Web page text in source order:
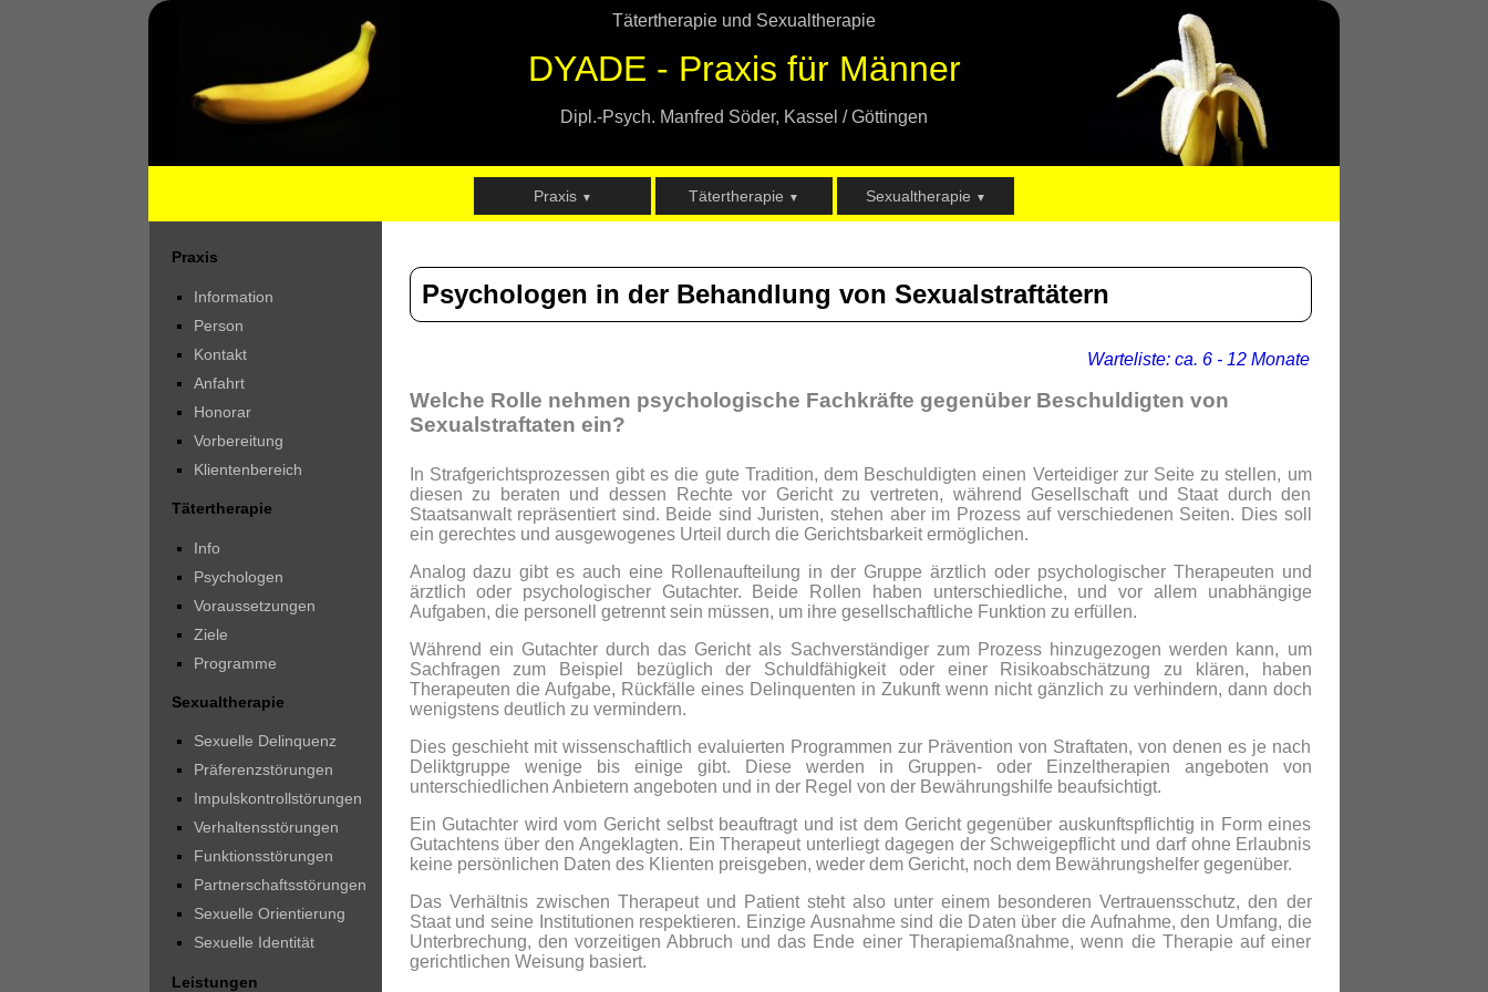
Tätertherapie und Sexualtherapie
DYADE - Praxis für Männer
Dipl.-Psych. Manfred Söder, Kassel / Göttingen
Warteliste: ca. 6 - 12 Monate
Praxis ▼ Tätertherapie ▼ Sexualtherapie ▼
Praxis
Information
Person
Kontakt
Anfahrt
Honorar
Vorbereitung
Klientenbereich
Tätertherapie
Info
Psychologen
Voraussetzungen
Ziele
Programme
Sexualtherapie
Sexuelle Delinquenz
Präferenzstörungen
Impulskontrollstörungen
Verhaltensstörungen
Funktionsstörungen
Partnerschaftsstörungen
Sexuelle Orientierung
Sexuelle Identität
Leistungen
Psychologen in der Behandlung von Sexualstraftätern
Welche Rolle nehmen psychologische Fachkräfte gegenüber Beschuldigten von
Sexualstraftaten ein?
In Strafgerichtsprozessen gibt es die gute Tradition, dem Beschuldigten einen Verteidiger zur Seite zu stellen, um
diesen zu beraten und dessen Rechte vor Gericht zu vertreten, während Gesellschaft und Staat durch den
Staatsanwalt repräsentiert sind. Beide sind Juristen, stehen aber im Prozess auf verschiedenen Seiten. Dies soll
ein gerechtes und ausgewogenes Urteil durch die Gerichtsbarkeit ermöglichen.
Analog dazu gibt es auch eine Rollenaufteilung in der Gruppe ärztlich oder psychologischer Therapeuten und
ärztlich oder psychologischer Gutachter. Beide Rollen haben unterschiedliche, und vor allem unabhängige
Aufgaben, die personell getrennt sein müssen, um ihre gesellschaftliche Funktion zu erfüllen.
Während ein Gutachter durch das Gericht als Sachverständiger zum Prozess hinzugezogen werden kann, um
Sachfragen zum Beispiel bezüglich der Schuldfähigkeit oder einer Risikoabschätzung zu klären, haben
Therapeuten die Aufgabe, Rückfälle eines Delinquenten in Zukunft wenn nicht gänzlich zu verhindern, dann doch
wenigstens deutlich zu vermindern.
Dies geschieht mit wissenschaftlich evaluierten Programmen zur Prävention von Straftaten, von denen es je nach
Deliktgruppe wenige bis einige gibt. Diese werden in Gruppen- oder Einzeltherapien angeboten von
unterschiedlichen Anbietern angeboten und in der Regel von der Bewährungshilfe beaufsichtigt.
Ein Gutachter wird vom Gericht selbst beauftragt und ist dem Gericht gegenüber auskunftspflichtig in Form eines
Gutachtens über den Angeklagten. Ein Therapeut unterliegt dagegen der Schweigepflicht und darf ohne Erlaubnis
keine persönlichen Daten des Klienten preisgeben, weder dem Gericht, noch dem Bewährungshelfer gegenüber.
Das Verhältnis zwischen Therapeut und Patient steht also unter einem besonderen Vertrauensschutz, den der
Staat und seine Institutionen respektieren. Einzige Ausnahme sind die Daten über die Aufnahme, den Umfang, die
Unterbrechung, den vorzeitigen Abbruch und das Ende einer Therapiemaßnahme, wenn die Therapie auf einer
gerichtlichen Weisung basiert.